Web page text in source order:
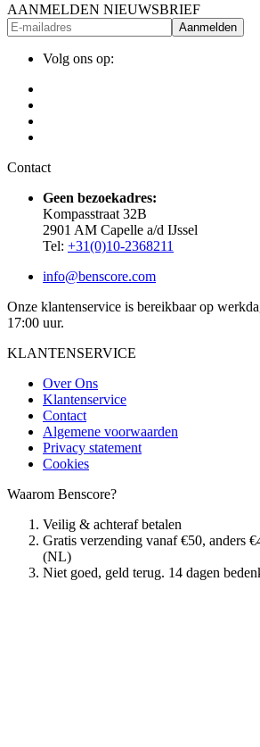
AANMELDEN NIEUWSBRIEF
Aanmelden
Volg ons op:
Contact
Geen bezoekadres:
Kompasstraat 32B
2901 AM Capelle a/d IJssel
Tel: +31(0)10-2368211
info@benscore.com
Onze klantenservice is bereikbaar op
17:00 uur.
KLANTENSERVICE
Over Ons
Klantenservice
Contact
Algemene voorwaarden
Privacy statement
Cookies
Waarom Benscore?
Veilig & achteraf betalen
Gratis verzending vanaf €50, anders
(NL)
Niet goed, geld terug. 14 dagen